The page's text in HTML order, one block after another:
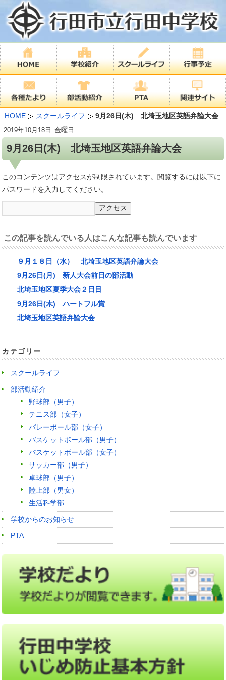
HOME スクールライフ 9月26日(木) 北埼玉地区英語弁論大会
9月26日(木) 北埼玉地区英語弁論大会
2019年10月18日 金曜日
このコンテンツはアクセスが制限されています。閲覧するには以下に
パスワードを入力してください。
この記事を読んでいる人はこんな記事も読んでいます
９月１８日（水） 北埼玉地区英語弁論大会
9月26日(月) 新人大会前日の部活動
北埼玉地区夏季大会２日目
9月26日(木) ハートフル賞
北埼玉地区英語弁論大会
カテゴリー
スクールライフ
部活動紹介
野球部（男子）
テニス部（女子）
バレーボール部（女子）
バスケットボール部（男子）
バスケットボール部（女子）
サッカー部（男子）
卓球部（男子）
陸上部（男女）
生活科学部
学校からのお知らせ
PTA